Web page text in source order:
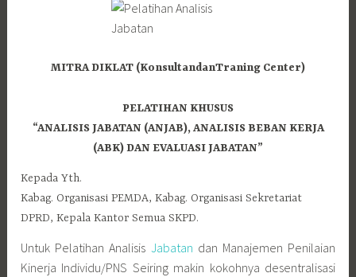
MITRA DIKLAT (KonsultandanTraning Center)
PELATIHAN KHUSUS
“ANALISIS JABATAN (ANJAB), ANALISIS BEBAN KERJA
(ABK) DAN EVALUASI JABATAN”
Kepada Yth.
Kabag. Organisasi PEMDA, Kabag. Organisasi Sekretariat
DPRD, Kepala Kantor Semua SKPD.
Untuk Pelatihan Analisis Jabatan dan Manajemen Penilaian
Kinerja Individu/PNS Seiring makin kokohnya desentralisasi